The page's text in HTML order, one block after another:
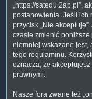
„https://satedu.2ap.pl”,
postanowienia. Jeśli ich
przycisk „Nie
czasie zmienić
niemniej wskazane jest,
tego regulaminu.
oznacza, że
prawnymi.
Nasze fora zwane też